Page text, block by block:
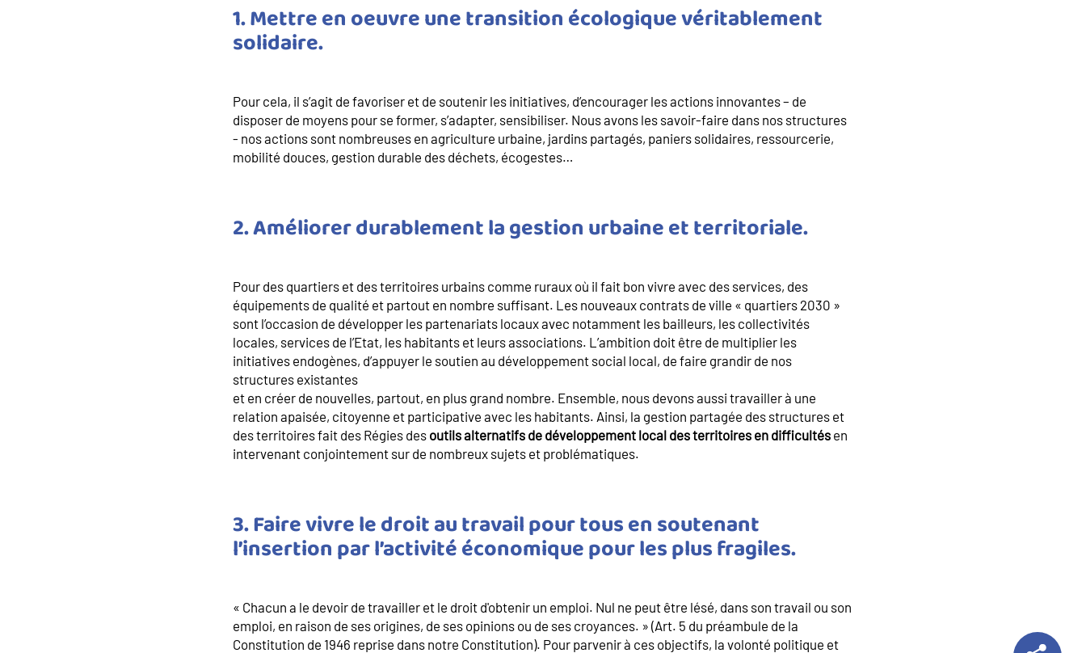
1. Mettre en oeuvre une transition écologique véritablement
solidaire.
Pour cela, il s’agit de favoriser et de soutenir les initiatives, d’encourager les actions innovantes – de
disposer de moyens pour se former, s’adapter, sensibiliser. Nous avons les savoir-faire dans nos structures
- nos actions sont nombreuses en agriculture urbaine, jardins partagés, paniers solidaires, ressourcerie,
mobilité douces, gestion durable des déchets, écogestes…
2. Améliorer durablement la gestion urbaine et territoriale.
Pour des quartiers et des territoires urbains comme ruraux où il fait bon vivre avec des services, des
équipements de qualité et partout en nombre suffisant. Les nouveaux contrats de ville « quartiers 2030 »
sont l’occasion de développer les partenariats locaux avec notamment les bailleurs, les collectivités
locales, services de l’Etat, les habitants et leurs associations. L’ambition doit être de multiplier les
initiatives endogènes, d’appuyer le soutien au développement social local, de faire grandir de nos
structures existantes
et en créer de nouvelles, partout, en plus grand nombre. Ensemble, nous devons aussi travailler à une
relation apaisée, citoyenne et participative avec les habitants. Ainsi, la gestion partagée des structures et
des territoires fait des Régies des outils alternatifs de développement local des territoires en difficultés en
intervenant conjointement sur de nombreux sujets et problématiques.
3. Faire vivre le droit au travail pour tous en soutenant
l’insertion par l’activité économique pour les plus fragiles.
« Chacun a le devoir de travailler et le droit d'obtenir un emploi. Nul ne peut être lésé, dans son travail ou son
emploi, en raison de ses origines, de ses opinions ou de ses croyances. » (Art. 5 du préambule de la
Constitution de 1946 reprise dans notre Constitution). Pour parvenir à ces objectifs, la volonté politique et